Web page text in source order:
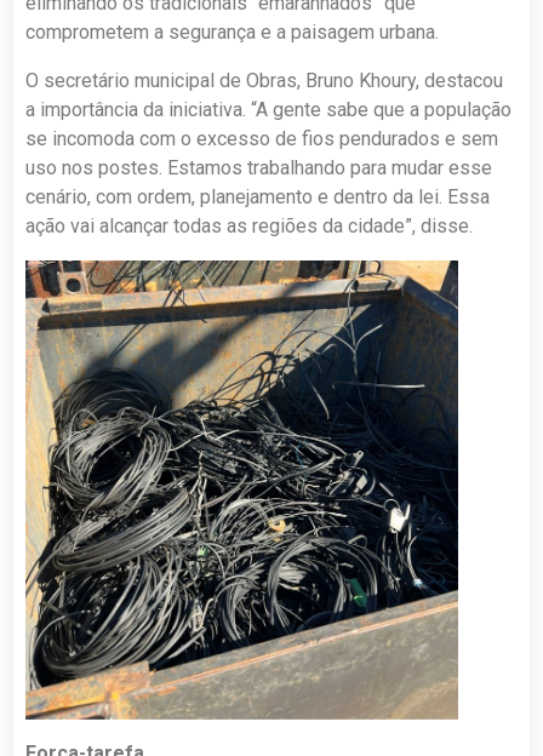
comprometem a segurança e a paisagem urbana.
O secretário municipal de Obras, Bruno Khoury, destacou
a importância da iniciativa. “A gente sabe que a população
se incomoda com o excesso de fios pendurados e sem
uso nos postes. Estamos trabalhando para mudar esse
cenário, com ordem, planejamento e dentro da lei. Essa
ação vai alcançar todas as regiões da cidade”, disse.